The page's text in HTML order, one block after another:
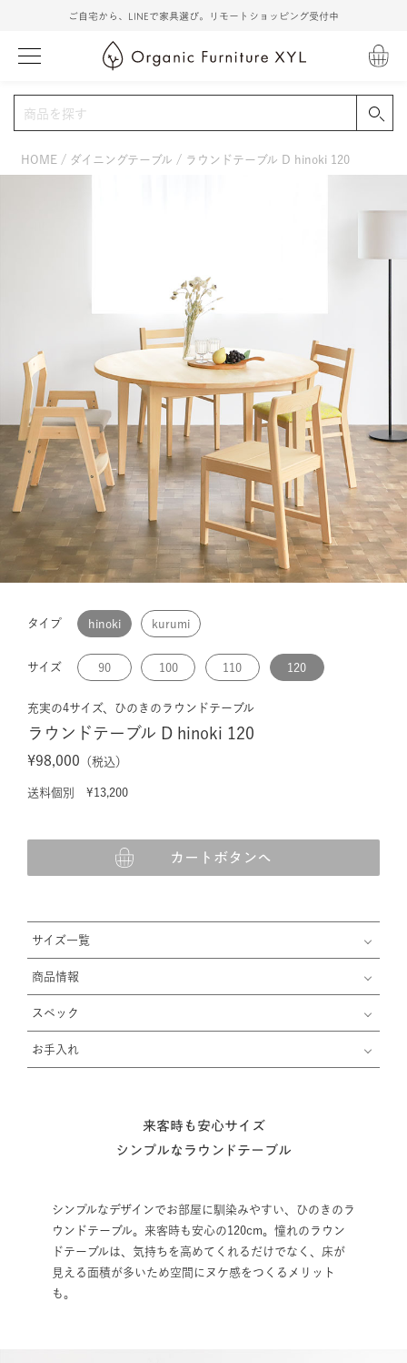
ご自宅から、LINEで家具選び。リモートショッピング受付中
HOME ダイニングテーブル ラウンドテーブル D hinoki 120
タイプ hinoki kurumi
サイズ 90 100 110 120
充実の4サイズ、ひのきのラウンドテーブル
ラウンドテーブル D hinoki 120
¥98,000 （税込）
送料個別 ¥13,200
カートボタンへ
サイズ一覧
商品情報
スペック
お手入れ
来客時も安心サイズ
シンプルなラウンドテーブル
シンプルなデザインでお部屋に馴染みやすい、ひのきのラ
ウンドテーブル。来客時も安心の120cm。憧れのラウン
ドテーブルは、気持ちを高めてくれるだけでなく、床が
見える面積が多いため空間にヌケ感をつくるメリット
も。